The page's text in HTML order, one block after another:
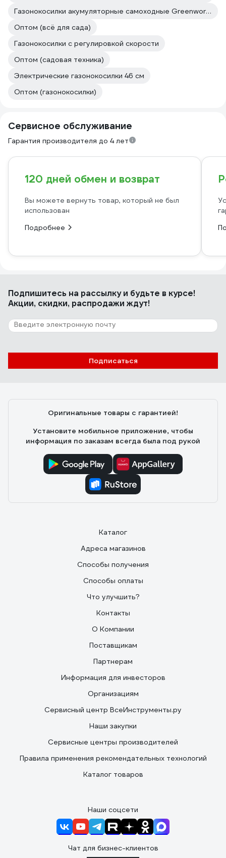
Газонокосилки акумуляторные самоходные Greenworks
Оптом (всё для сада)
Газонокосилки с регулировкой скорости
Оптом (садовая техника)
Электрические газонокосилки 46 см
Оптом (газонокосилки)
Сервисное обслуживание
Гарантия производителя до 4 лет
120 дней обмен и возврат
Вы можете вернуть товар, который не был
использован
Подробнее
Подпишитесь на рассылкуи будьте в курсе!
Акции, скидки, распродажи ждут!
Подписаться
Оригинальные товары с гарантией!
Установите мобильное приложение, чтобы
информация по заказам всегда была под рукой
Каталог
Адреса магазинов
Способы получения
Способы оплаты
Что улучшить?
Контакты
О Компании
Поставщикам
Партнерам
Информация для инвесторов
Организациям
Сервисный центр ВсеИнструменты.ру
Наши закупки
Сервисные центры производителей
Правила применения рекомендательных технологий
Каталог товаров
Наши соцсети
Чат для бизнес-клиентов